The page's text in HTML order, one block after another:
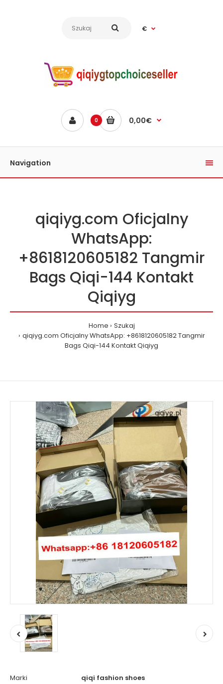
€
0 0,00€
Navigation
qiqiyg.com Oficjalny
WhatsApp:
+8618120605182 Tangmir
Bags Qiqi-144 Kontakt
Qiqiyg
Home
Szukaj
qiqiyg.com Oficjalny WhatsApp: +8618120605182 Tangmir
Bags Qiqi-144 Kontakt Qiqiyg
Marki
qiqi fashion shoes